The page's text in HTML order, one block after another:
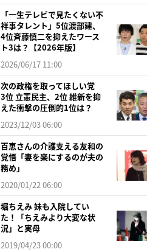
「一生テレビで見たくない不
祥事タレント」5位渡部建、
4位斉藤慎二を抑えたワース
ト3は？【2026年版】
2026/06/17 11:00
次の政権を取ってほしい党
3位 立憲民主、2位 維新を抑
えた衝撃の圧倒的1位は？
2023/12/03 06:00
百恵さんの介護支える友和の
覚悟「妻を楽にするのが夫の
務め」
2020/01/22 06:00
堀ちえみ 妹も入院してい
た！「ちえみより大変な状
況」と実母
2019/04/23 00:00